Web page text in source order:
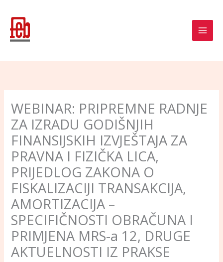
content
WEBINAR: PRIPREMNE RADNJE
ZA IZRADU GODIŠNJIH
FINANSIJSKIH IZVJEŠTAJA ZA
PRAVNA I FIZIČKA LICA,
PRIJEDLOG ZAKONA O
FISKALIZACIJI TRANSAKCIJA,
AMORTIZACIJA –
SPECIFIČNOSTI OBRAČUNA I
PRIMJENA MRS-a 12, DRUGE
AKTUELNOSTI IZ PRAKSE